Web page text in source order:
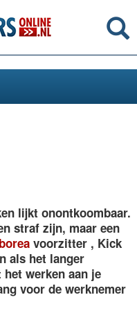
lijkt onontkoombaar.
straf zijn, maar een
voorzitter , Kick
als het langer
werken aan je
voor de werknemer